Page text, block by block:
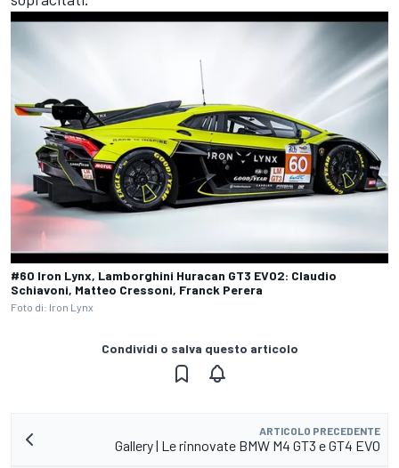
#60 Iron Lynx, Lamborghini Huracan GT3 EVO2: Claudio
Schiavoni, Matteo Cressoni, Franck Perera
Foto di: Iron Lynx
Condividi o salva questo articolo
ARTICOLO PRECEDENTE
Gallery | Le rinnovate BMW M4 GT3 e GT4 EVO